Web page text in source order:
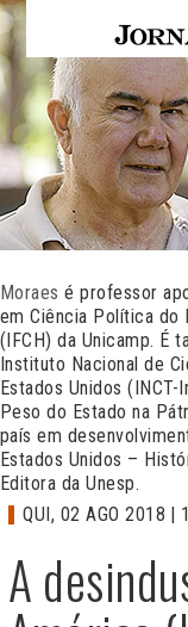
Moraes é professor
em Ciência Política do
(IFCH) da Unicamp. É
Instituto Nacional de
Estados Unidos (INCT-
Peso do Estado na
país em
Estados Unidos –
Editora da Unesp.
A
QUI, 02 AGO 2018 |